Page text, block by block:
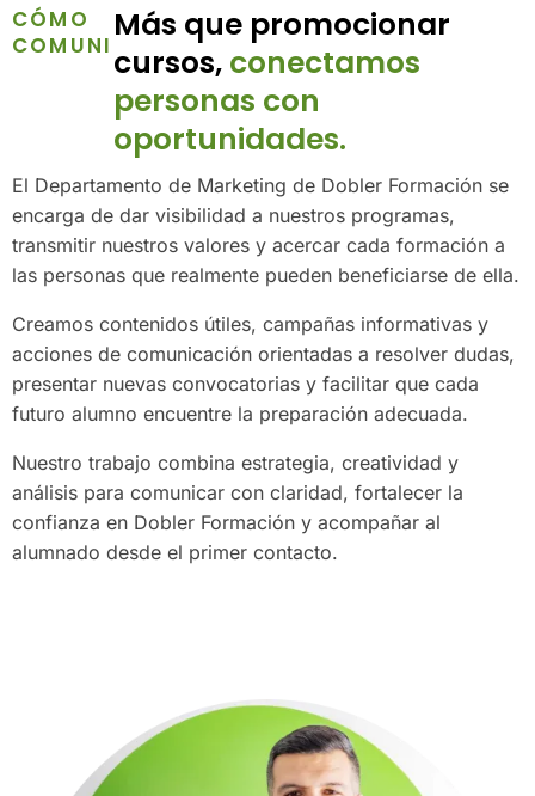
CÓMO
COMUNICAMOSMás que promocionar
cursos, conectamos
personas con
oportunidades.
El Departamento de Marketing de Dobler Formación se
encarga de dar visibilidad a nuestros programas,
transmitir nuestros valores y acercar cada formación a
las personas que realmente pueden beneficiarse de ella.
Creamos contenidos útiles, campañas informativas y
acciones de comunicación orientadas a resolver dudas,
presentar nuevas convocatorias y facilitar que cada
futuro alumno encuentre la preparación adecuada.
Nuestro trabajo combina estrategia, creatividad y
análisis para comunicar con claridad, fortalecer la
confianza en Dobler Formación y acompañar al
alumnado desde el primer contacto.